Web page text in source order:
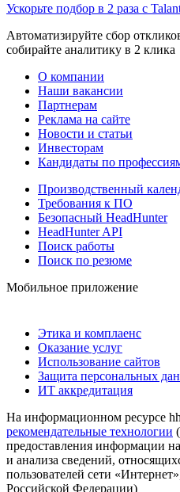
Ускорьте подбор в 2 раза с
Автоматизируйте сбор
собирайте аналитику в 2 клика
О компании
Наши вакансии
Партнерам
Реклама на сайте
Новости и статьи
Инвесторам
Кандидаты по
Производственный
Требования к ПО
Безопасный HeadHunter
HeadHunter API
Поиск работы
Поиск по резюме
Мобильное приложение
Этика и комплаенс
Оказание услуг
Использование сайтов
Защита персональных
ИТ аккредитация
На информационном ресурсе
рекомендательные технологии
предоставления информации
и анализа сведений,
пользователей сети
Российской Федерации)